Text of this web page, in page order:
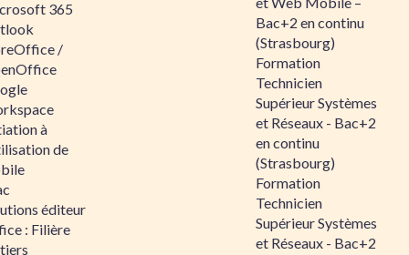
365
/
à
de
éditeur
: Filière
Bac+2 en continu
(Strasbourg)
Formation
Technicien
Supérieur Systèmes
et Réseaux - Bac+2
en continu
(Strasbourg)
Formation
Technicien
Supérieur Systèmes
et Réseaux - Bac+2